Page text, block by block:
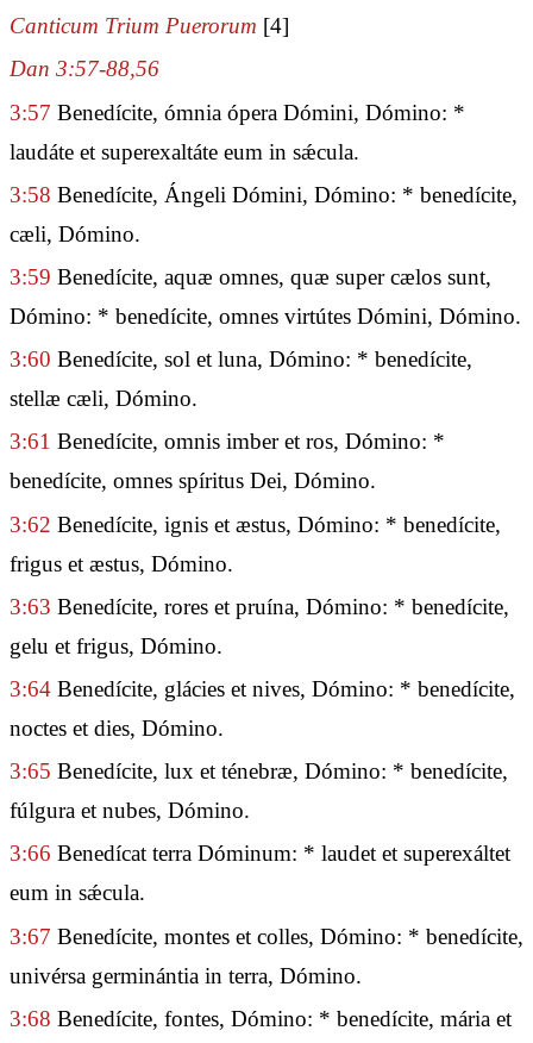
Canticum Trium Puerorum [4]
Dan 3:57-88,56
3:57 Benedícite, ómnia ópera Dómini, Dómino: *
laudáte et superexaltáte eum in sǽcula.
3:58 Benedícite, Ángeli Dómini, Dómino: * benedícite,
cæli, Dómino.
3:59 Benedícite, aquæ omnes, quæ super cælos sunt,
Dómino: * benedícite, omnes virtútes Dómini, Dómino.
3:60 Benedícite, sol et luna, Dómino: * benedícite,
stellæ cæli, Dómino.
3:61 Benedícite, omnis imber et ros, Dómino: *
benedícite, omnes spíritus Dei, Dómino.
3:62 Benedícite, ignis et æstus, Dómino: * benedícite,
frigus et æstus, Dómino.
3:63 Benedícite, rores et pruína, Dómino: * benedícite,
gelu et frigus, Dómino.
3:64 Benedícite, glácies et nives, Dómino: * benedícite,
noctes et dies, Dómino.
3:65 Benedícite, lux et ténebræ, Dómino: * benedícite,
fúlgura et nubes, Dómino.
3:66 Benedícat terra Dóminum: * laudet et superexáltet
eum in sǽcula.
3:67 Benedícite, montes et colles, Dómino: * benedícite,
univérsa germinántia in terra, Dómino.
3:68 Benedícite, fontes, Dómino: * benedícite, mária et